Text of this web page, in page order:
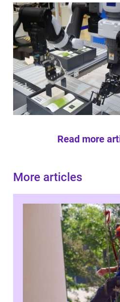
Read more
More articles